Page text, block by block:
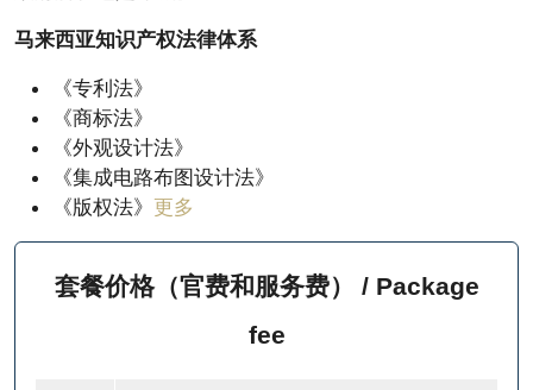
马来西亚知识产权法律体系
《专利法》
《商标法》
《外观设计法》
《集成电路布图设计法》
《版权法》 更多
套餐价格（官费和服务费） / Package
fee